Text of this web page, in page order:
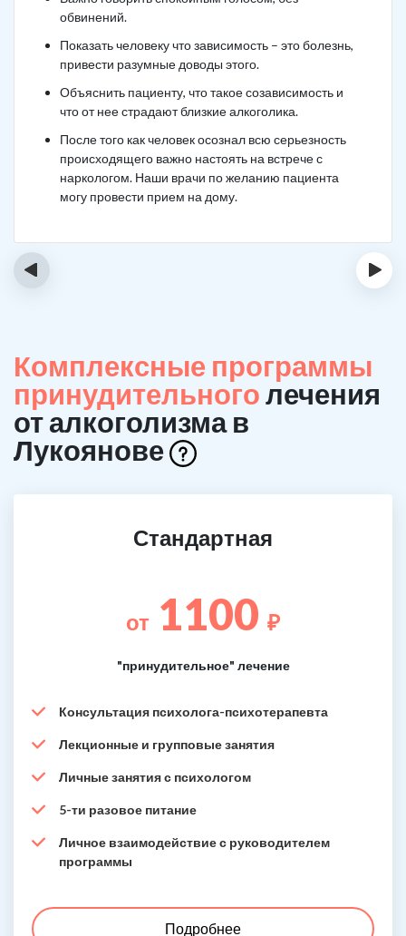
обвинений.
Показать человеку что зависимость – это болезнь,
привести разумные доводы этого.
Объяснить пациенту, что такое созависимость и
что от нее страдают близкие алкоголика.
После того как человек осознал всю серьезность
происходящего важно настоять на встрече с
наркологом. Наши врачи по желанию пациента
могу провести прием на дому.
‹ ›
Комплексные программы
принудительноголечения
от алкоголизма в
Лукоянове
Стандартная
от 1100 ₽
"принудительное" лечение
Консультация психолога-психотерапевта
Лекционные и групповые занятия
Личные занятия с психологом
5-ти разовое питание
Личное взаимодействие с руководителем
программы
Подробнее